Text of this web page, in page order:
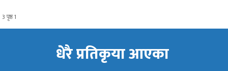
3 पृष्ठ 1
धेरै प्रतिकृया आएका